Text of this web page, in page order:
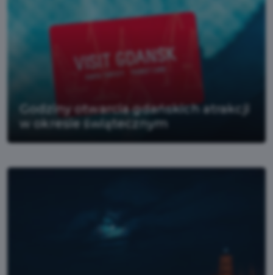
Godziny otwarcia gdańskich atrakcji
w okresie świątecznym